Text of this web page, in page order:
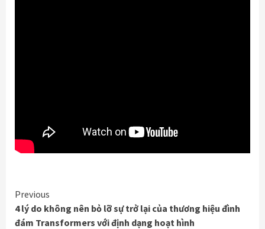
Continue
Reading
Previous
4 lý do không nên bỏ lỡ sự trở lại của thương hiệu đình
đám Transformers với định dạng hoạt hình